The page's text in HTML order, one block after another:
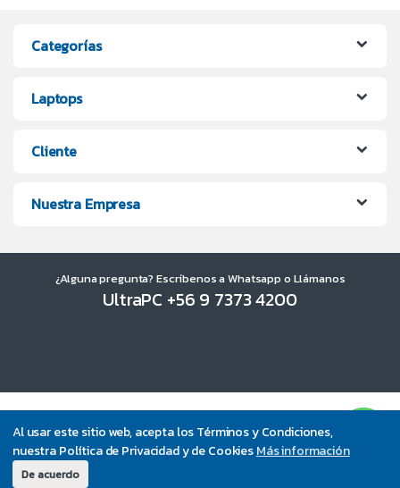
Al usar este sitio web, acepta los Términos y Condiciones,
nuestra Política de Privacidad y de CookiesMás información
De acuerdo
Categorías
Laptops
Cliente
Nuestra Empresa
¿Alguna pregunta? Escríbenos a Whatsapp o Llámanos
UltraPC +56 9 7373 4200